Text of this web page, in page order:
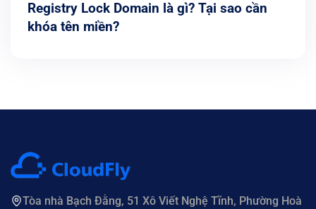
Registry Lock Domain là gì? Tại sao cần
khóa tên miền?
Tòa nhà Bạch Đằng, 51 Xô Viết Nghệ Tĩnh, Phường Hoà